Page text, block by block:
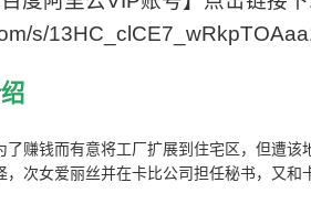
s/
了赚钱而有意将工厂扩展到住宅区，但遭该
，次女爱丽丝并在卡比公司担任秘书，又和